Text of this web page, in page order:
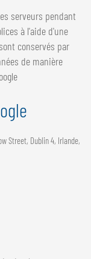
serveurs pendant
à l'aide d'une
conservés par
de manière
Street, Dublin 4, Irlande,